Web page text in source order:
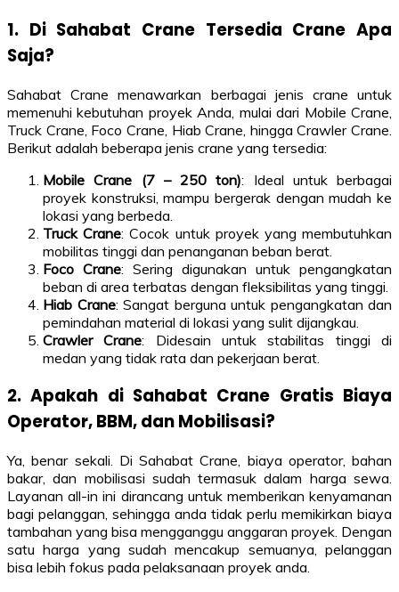
1. Di Sahabat Crane Tersedia Crane Apa
Saja?
Sahabat Crane menawarkan berbagai jenis crane untuk
memenuhi kebutuhan proyek Anda, mulai dari Mobile Crane,
Truck Crane, Foco Crane, Hiab Crane, hingga Crawler Crane.
Berikut adalah beberapa jenis crane yang tersedia:
Mobile Crane (7 – 250 ton): Ideal untuk berbagai
proyek konstruksi, mampu bergerak dengan mudah ke
lokasi yang berbeda.
Truck Crane: Cocok untuk proyek yang membutuhkan
mobilitas tinggi dan penanganan beban berat.
Foco Crane: Sering digunakan untuk pengangkatan
beban di area terbatas dengan fleksibilitas yang tinggi.
Hiab Crane: Sangat berguna untuk pengangkatan dan
pemindahan material di lokasi yang sulit dijangkau.
Crawler Crane: Didesain untuk stabilitas tinggi di
medan yang tidak rata dan pekerjaan berat.
2. Apakah di Sahabat Crane Gratis Biaya
Operator, BBM, dan Mobilisasi?
Ya, benar sekali. Di Sahabat Crane, biaya operator, bahan
bakar, dan mobilisasi sudah termasuk dalam harga sewa.
Layanan all-in ini dirancang untuk memberikan kenyamanan
bagi pelanggan, sehingga anda tidak perlu memikirkan biaya
tambahan yang bisa mengganggu anggaran proyek. Dengan
satu harga yang sudah mencakup semuanya, pelanggan
bisa lebih fokus pada pelaksanaan proyek anda.